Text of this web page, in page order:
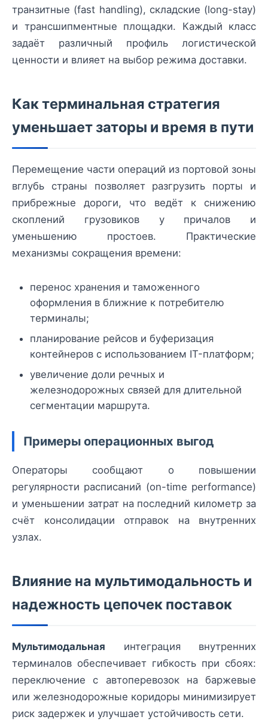
транзитные (fast handling), складские (long-stay)
и трансшипментные площадки. Каждый класс
задаёт различный профиль логистической
ценности и влияет на выбор режима доставки.
Как терминальная стратегия
уменьшает заторы и время в пути
Перемещение части операций из портовой зоны
вглубь страны позволяет разгрузить порты и
прибрежные дороги, что ведёт к снижению
скоплений грузовиков у причалов и
уменьшению простоев. Практические
механизмы сокращения времени:
перенос хранения и таможенного
оформления в ближние к потребителю
терминалы;
планирование рейсов и буферизация
контейнеров с использованием IT-платформ;
увеличение доли речных и
железнодорожных связей для длительной
сегментации маршрута.
Примеры операционных выгод
Операторы сообщают о повышении
регулярности расписаний (on-time performance)
и уменьшении затрат на последний километр за
счёт консолидации отправок на внутренних
узлах.
Влияние на мультимодальность и
надежность цепочек поставок
Мультимодальная интеграция внутренних
терминалов обеспечивает гибкость при сбоях:
переключение с автоперевозок на баржевые
или железнодорожные коридоры минимизирует
риск задержек и улучшает устойчивость сети.